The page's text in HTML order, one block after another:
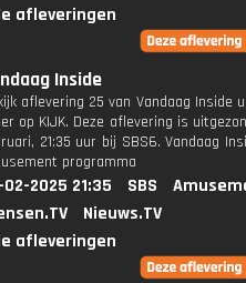
afleveringen
Inside
aflevering 25 van Vandaag Inside
op KIJK. Deze aflevering is
21:35 uur bij SBS6. Vandaag
programma
02-2025 21:35 SBS
Nieuws.TV
afleveringen